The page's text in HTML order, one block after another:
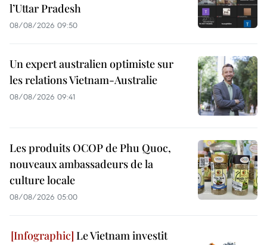
l’Uttar Pradesh
08/08/2026 09:50
Un expert australien optimiste sur
les relations Vietnam-Australie
08/08/2026 09:41
Les produits OCOP de Phu Quoc,
nouveaux ambassadeurs de la
culture locale
08/08/2026 05:00
Le Vietnam investit